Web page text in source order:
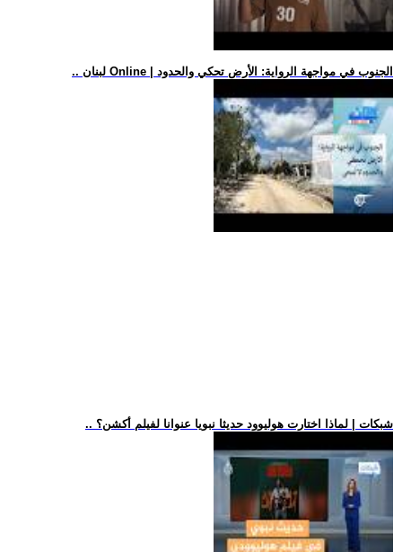
.. لبنان Online | الجنوب في مواجهة الرواية: الأرض تحكي والحدود
.. شبكات | لماذا اختارت هوليوود حديثا نبويا عنوانا لفيلم أكشن؟